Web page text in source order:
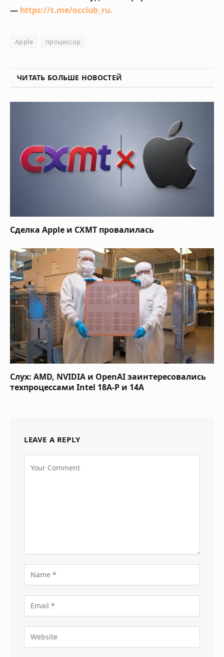
— https://t.me/occlub_ru.
Apple процессор
ЧИТАТЬ БОЛЬШЕ НОВОСТЕЙ
Сделка Apple и CXMT провалилась
Слух: AMD, NVIDIA и OpenAI заинтересовались
техпроцессами Intel 18A-P и 14A
LEAVE A REPLY